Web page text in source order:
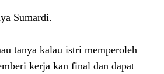
Sumardi.
tanya kalau istri memperoleh
kerja kan final dan dapat